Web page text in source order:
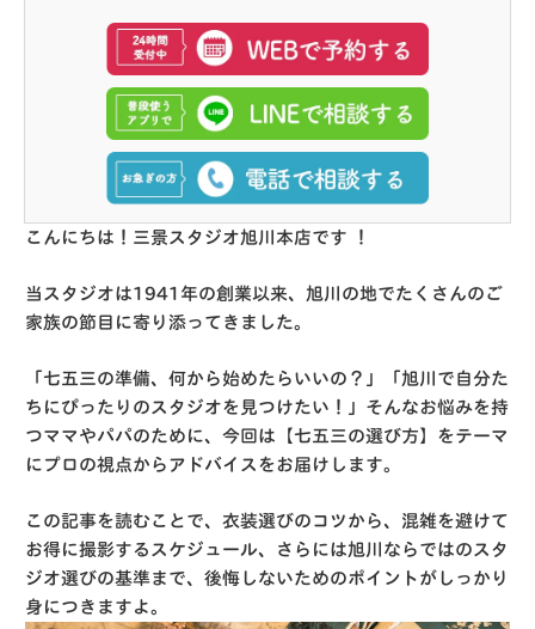
こんにちは！ 三景スタジオ旭川本店です ！
当スタジオは1941年の創業以来、旭川の地でたくさんのご
家族の節目に寄り添ってきました。
「七五三の準備、何から始めたらいいの？」「旭川で自分た
ちにぴったりのスタジオを見つけたい！」そんなお悩みを持
つママやパパのために、今回は【七五三の選び方】をテーマ
にプロの視点からアドバイスをお届けします。
この記事を読むことで、衣装選びのコツから、混雑を避けて
お得に撮影するスケジュール、さらには旭川ならではのスタ
ジオ選びの基準まで、後悔しないためのポイントがしっかり
身につきますよ。